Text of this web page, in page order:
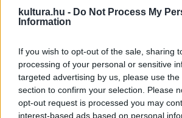
kultura.hu - Do Not Process My
Information
If you wish to opt-out of the sale, sharing
processing of your personal or sensitive
targeted advertising by us, please use
section to confirm your selection. Please
opt-out request is processed you may
interest-based ads based on personal
akik már megengedhették maguknak
ám életükben nem jártak még
megpályáztatják a legszellemesebb
formatervezőket, grafikusokat,
termékei általi ihletett állapotban
járműveket, avagy olyan plakátot,